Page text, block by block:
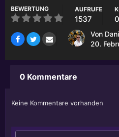
BEWERTUNG AUFRUFE
1537 0
Von
20.
0 Kommentare
Keine Kommentare vorhanden